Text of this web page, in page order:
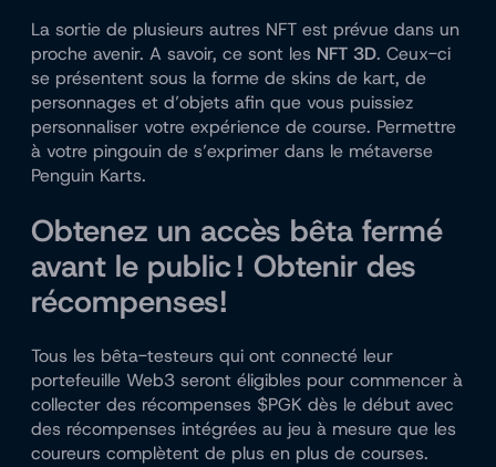
La sortie de plusieurs autres NFT est prévue dans un
proche avenir. A savoir, ce sont les NFT 3D. Ceux-ci
se présentent sous la forme de skins de kart, de
personnages et d’objets afin que vous puissiez
personnaliser votre expérience de course. Permettre
à votre pingouin de s’exprimer dans le métaverse
Penguin Karts.
Obtenez un accès bêta fermé
avant le public ! Obtenir des
récompenses!
Tous les bêta-testeurs qui ont connecté leur
portefeuille Web3 seront éligibles pour commencer à
collecter des récompenses $PGK dès le début avec
des récompenses intégrées au jeu à mesure que les
coureurs complètent de plus en plus de courses.